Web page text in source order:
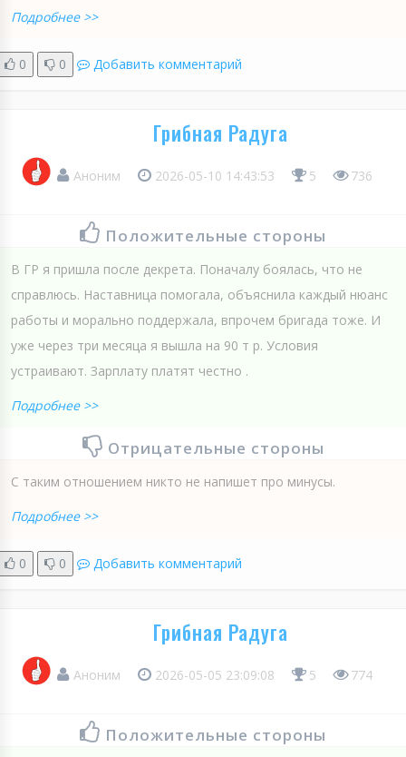
Подробнее >>
0 0 Добавить комментарий
Грибная Радуга
Аноним 2026-05-10 14:43:53 5 736
Положительные стороны
В ГР я пришла после декрета. Поначалу боялась, что не
справлюсь. Наставница помогала, объяснила каждый нюанс
работы и морально поддержала, впрочем бригада тоже. И
уже через три месяца я вышла на 90 т р. Условия
устраивают. Зарплату платят честно .
Подробнее >>
Отрицательные стороны
С таким отношением никто не напишет про минусы.
Подробнее >>
0 0 Добавить комментарий
Грибная Радуга
Аноним 2026-05-05 23:09:08 5 774
Положительные стороны